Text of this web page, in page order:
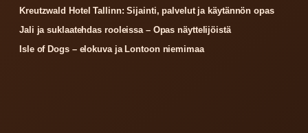
Kreutzwald Hotel Tallinn: Sijainti, palvelut ja käytännön opas
Jali ja suklaatehdas rooleissa – Opas näyttelijöistä
Isle of Dogs – elokuva ja Lontoon niemimaa